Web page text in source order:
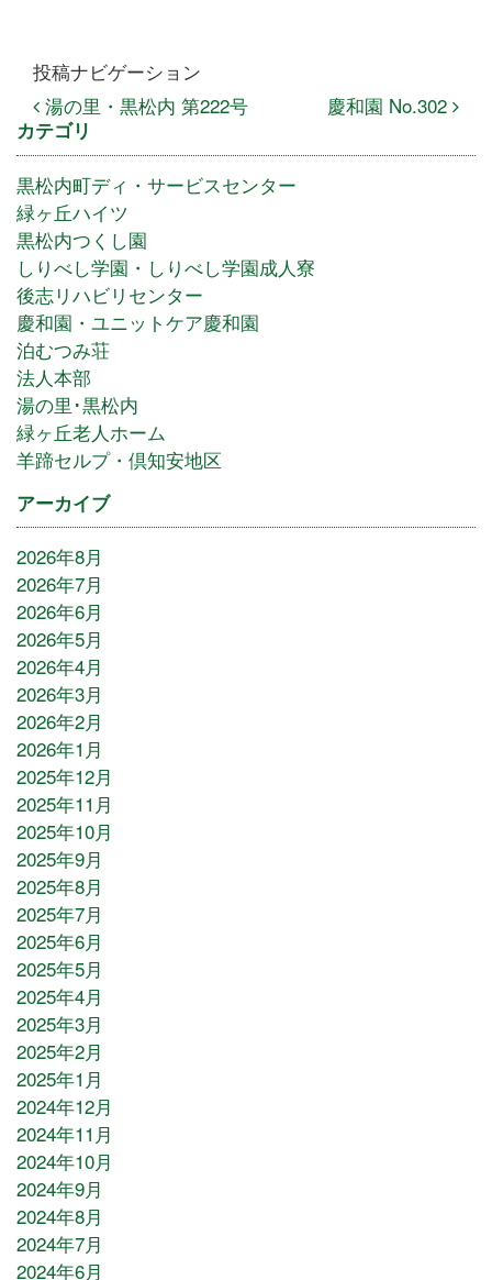
投稿ナビゲーション
湯の里・黒松内 第222号
慶和園 No.302
カテゴリ
黒松内町ディ・サービスセンター
緑ヶ丘ハイツ
黒松内つくし園
しりべし学園・しりべし学園成人寮
後志リハビリセンター
慶和園・ユニットケア慶和園
泊むつみ荘
法人本部
湯の里･黒松内
緑ヶ丘老人ホーム
羊蹄セルプ・倶知安地区
アーカイブ
2026年8月
2026年7月
2026年6月
2026年5月
2026年4月
2026年3月
2026年2月
2026年1月
2025年12月
2025年11月
2025年10月
2025年9月
2025年8月
2025年7月
2025年6月
2025年5月
2025年4月
2025年3月
2025年2月
2025年1月
2024年12月
2024年11月
2024年10月
2024年9月
2024年8月
2024年7月
2024年6月